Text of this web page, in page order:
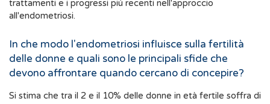
trattamenti e i progressi più recenti nell'approccio
all'endometriosi.
In che modo l'endometriosi influisce sulla fertilità
delle donne e quali sono le principali sfide che
devono affrontare quando cercano di concepire?
Si stima che tra il 2 e il 10% delle donne in età fertile soffra di